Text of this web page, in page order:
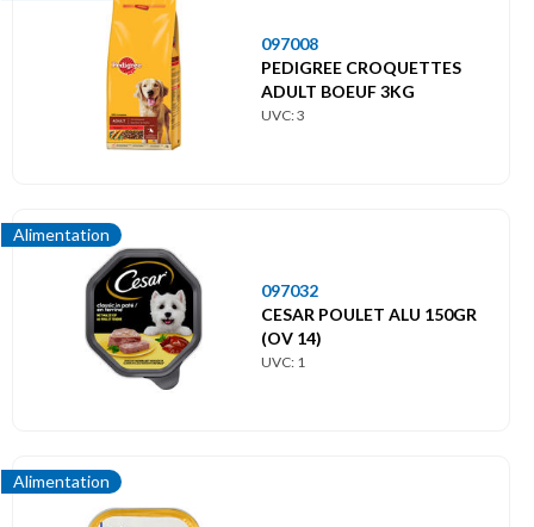
Jouets / Jeux
097008
PEDIGREE CROQUETTES
ADULT BOEUF 3KG
UVC: 3
Alimentation
097032
CESAR POULET ALU 150GR
(OV 14)
UVC: 1
Alimentation